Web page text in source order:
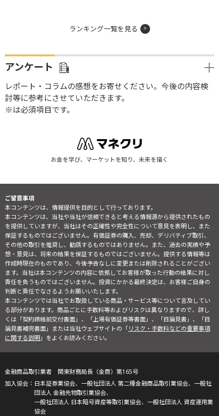
ランキング一覧を見る
アンケート
レポート・コラムの感想をお寄せください。今後の内容検
討等に参考にさせていただきます。
※は必須項目です。
お金を学び、マーケットを知り、未来を描く
ご留意事項
本コンテンツは、情報提供を目的として行っております。
本コンテンツは、当社や当社が信頼できると考える情報源から提供されたもの
を提供していますが、当社はその正確性や完全性について意見を表明し、また
保証するものではございません。有価証券の購入、売却、デリバティブ取引、
その他の取引を推奨し、勧誘するものではありません。また、過去の実績や予
想・意見は、将来の結果を保証するものではございません。提供する情報等は
作成時現在のものであり、今後予告なしに変更または削除されることがござい
ます。当社は本コンテンツの内容に依拠してお客様が取った行動の結果に対し
責任を負うものではございません。投資にかかる最終決定は、お客様ご自身の
判断と責任でなさるようお願いいたします。
本コンテンツでは当社でお取扱している商品・サービス等について言及してい
る部分があります。商品ごとに手数料等およびリスクは異なりますので、詳し
くは「契約締結前交付書面」、「上場有価証券等書面」、「目論見書」、「目
論見書補完書面」または当社ウェブサイトの「リスク・手数料などの重要事項
に関する説明」をよくお読みください。
金融商品取引業者 関東財務局長（金商）第165号
日本証券業協会、一般社団法人 第二種金融商品取引業協会、一般社
団法人 金融先物取引業協会、
一般社団法人 日本暗号資産等取引業協会、一般社団法人 資産運用業
協会